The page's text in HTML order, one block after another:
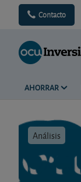
Contacto
AHORRAR
Análisis